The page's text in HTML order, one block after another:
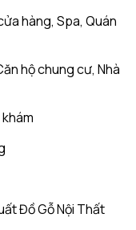
hàng, Spa, Quán
hộ chung cư, Nhà
Đồ Gỗ Nội Thất